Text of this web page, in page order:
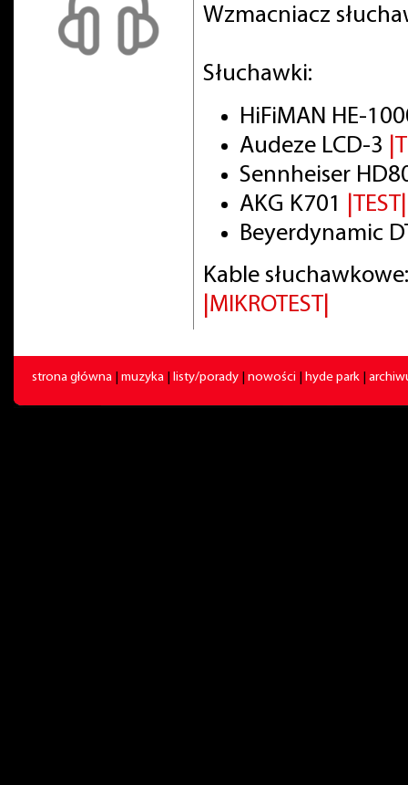
Wzmacniacz
Słuchawki:
HiFiMAN HE-
Audeze LCD-3
Sennheiser
AKG K701
|TEST|
Beyerdynamic
Kable
|MIKROTEST|
strona główna muzyka listy/porady nowości hyde park